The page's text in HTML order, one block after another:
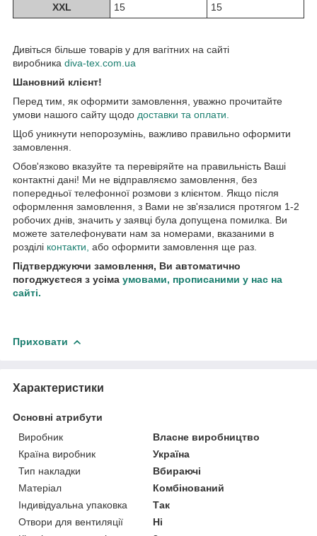
XXL
15 15
Дивіться більше товарів у для вагітних на сайті
виробника diva-tex.com.ua
Шановний клієнт!
Перед тим, як оформити замовлення, уважно прочитайте
умови нашого сайту щодо доставки та оплати.
Щоб уникнути непорозумінь, важливо правильно оформити
замовлення.
Обов'язково вказуйте та перевіряйте на правильність Ваші
контактні дані! Ми не відправляємо замовлення, без
попередньої телефонної розмови з клієнтом. Якщо після
оформлення замовлення, з Вами не зв'язалися протягом 1-2
робочих днів, значить у заявці була допущена помилка. Ви
можете зателефонувати нам за номерами, вказаними в
розділі контакти, або оформити замовлення ще раз.
Підтверджуючи замовлення, Ви автоматично
погоджуєтеся з усіма умовами, прописаними у нас на
сайті.
Приховати
Характеристики
Основні атрибути
Виробник
Власне виробництво
Країна виробник
Україна
Тип накладки
Вбираючі
Матеріал
Комбінований
Індивідуальна упаковка
Так
Отвори для вентиляції
Ні